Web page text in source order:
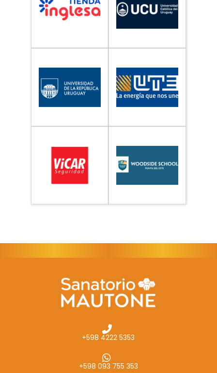
+598 4222 5353
+598 093 755 353